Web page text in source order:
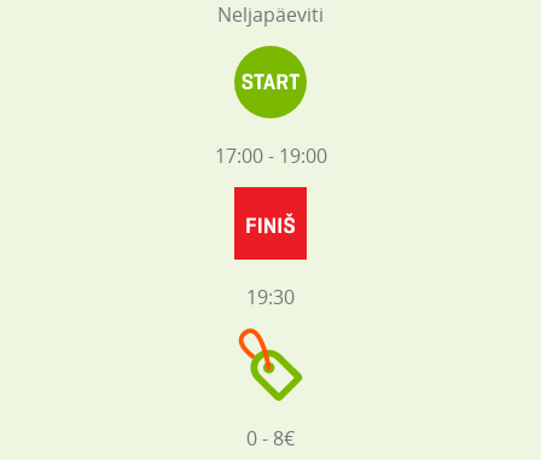
Neljapäeviti
17:00 - 19:00
19:30
0 - 8€